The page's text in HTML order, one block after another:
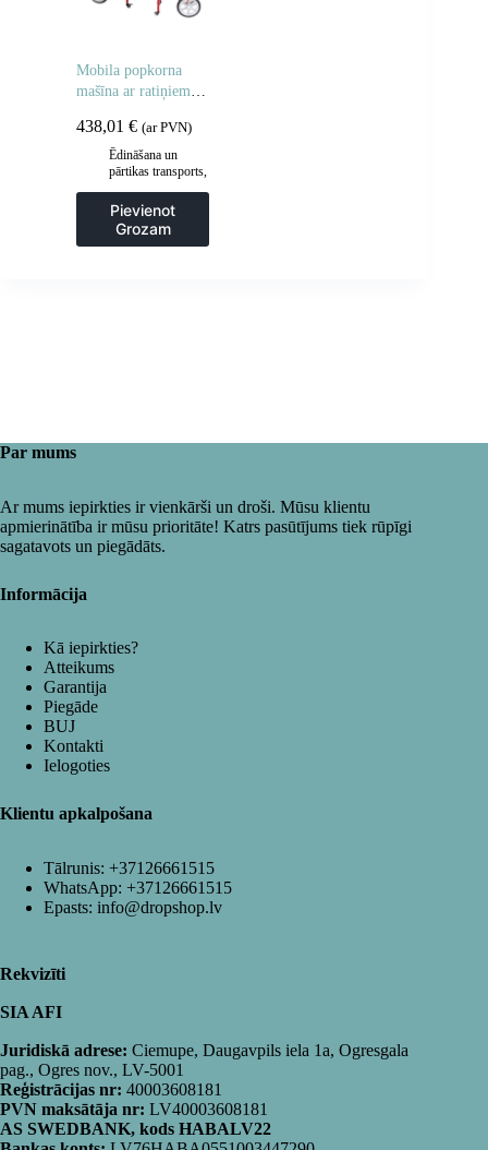
Mobila popkorna
mašīna ar ratiņiem uz
438,01 € (ar PVN)
Ēdināšana un
pārtikas transports,
Popkorna mašīnas
Pievienot
Grozam
Par mums
Ar mums iepirkties ir vienkārši un droši. Mūsu klientu
apmierinātība ir mūsu prioritāte! Katrs pasūtījums tiek rūpīgi
sagatavots un piegādāts.
Informācija
Kā iepirkties?
Atteikums
Garantija
Piegāde
BUJ
Kontakti
Ielogoties
Klientu apkalpošana
Tālrunis: +37126661515
WhatsApp: +37126661515
Epasts: info@dropshop.lv
Rekvizīti
SIA AFI
Juridiskā adrese: Ciemupe, Daugavpils iela 1a, Ogresgala
pag., Ogres nov., LV-5001
Reģistrācijas nr: 40003608181
PVN maksātāja nr: LV40003608181
AS SWEDBANK, kods HABALV22